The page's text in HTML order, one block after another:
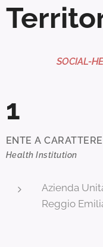
SOCIAL-
1
ENTE A
Health Institution
Azienda
Reggio